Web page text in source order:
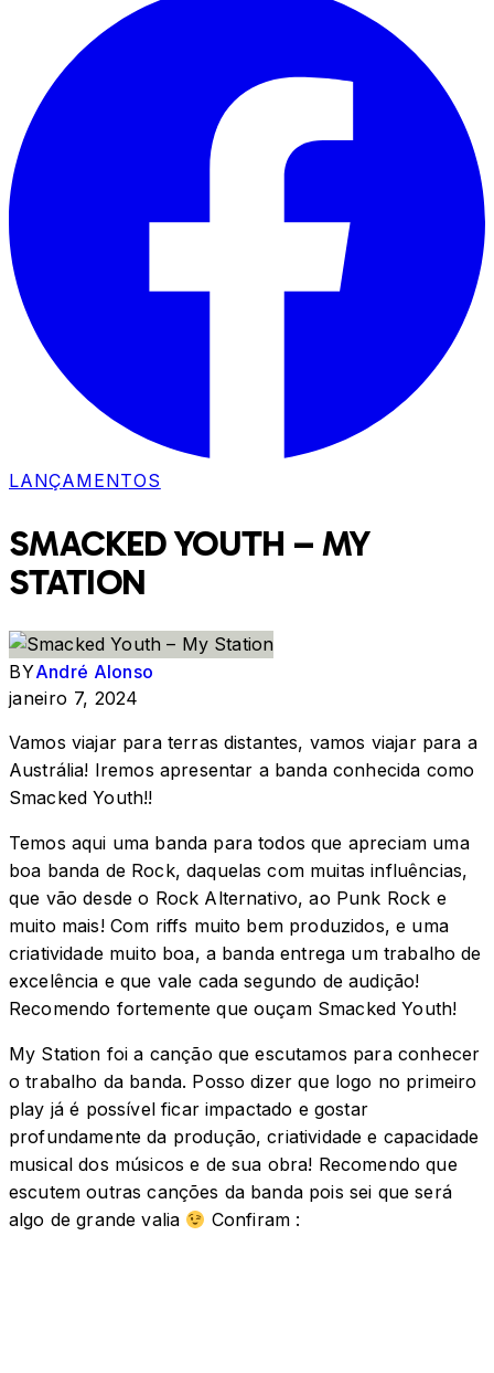
LANÇAMENTOS
SMACKED YOUTH – MY
STATION
BYAndré Alonso
janeiro 7, 2024
Vamos viajar para terras distantes, vamos viajar para a
Austrália! Iremos apresentar a banda conhecida como
Smacked Youth!!
Temos aqui uma banda para todos que apreciam uma
boa banda de Rock, daquelas com muitas influências,
que vão desde o Rock Alternativo, ao Punk Rock e
muito mais! Com riffs muito bem produzidos, e uma
criatividade muito boa, a banda entrega um trabalho de
excelência e que vale cada segundo de audição!
Recomendo fortemente que ouçam Smacked Youth!
My Station foi a canção que escutamos para conhecer
o trabalho da banda. Posso dizer que logo no primeiro
play já é possível ficar impactado e gostar
profundamente da produção, criatividade e capacidade
musical dos músicos e de sua obra! Recomendo que
escutem outras canções da banda pois sei que será
algo de grande valia
Confiram :